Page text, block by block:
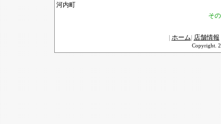
河内町
そ
| ホーム| 店舗情報
Copyright.